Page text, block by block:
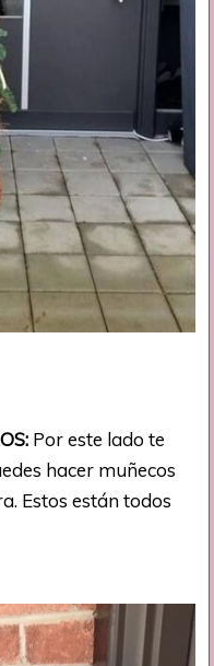
Por este lado te
hacer muñecos
Estos están todos